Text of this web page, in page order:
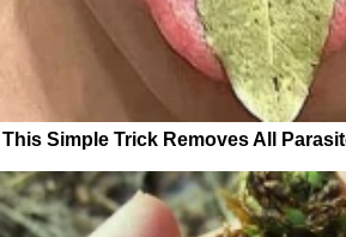
This Simple Trick Removes All